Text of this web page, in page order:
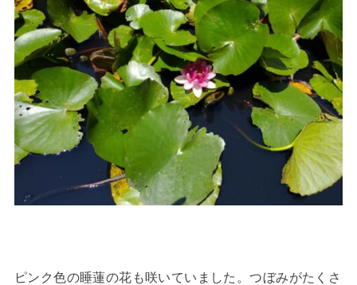
ピンク色の睡蓮の花も咲いていました。つぼみがたくさ